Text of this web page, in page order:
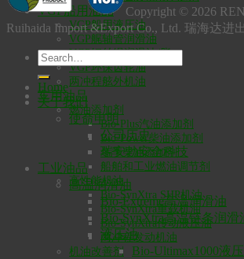
VGP船用油品
VGP船用液压油
VGP艉轴管润滑油
VGP钢丝绳润滑油/脂
VGP环保齿轮油
两冲程舷外机油
车用油品
燃油添加剂
Bio-Plus汽油添加剂
Bio-Power柴油添加剂
冬季柴油添加剂
船舶和工业燃油调节剂
高性能机油
Bio-SynXtra SHP机油
Bio-SynXtra重载机油
Bio-SynXtra传动液压油
两冲程发动机油
机油改善剂
Copyright © 2026
Ruihaida Import &Export Co., Ltd. 瑞海达进
Home
关于我们
使命申明
公司历史
瑞安勃安全科技
工业油品
高温润滑油
Bio-Extreme高温润滑油
Bio-SynXtra高温链条润滑
液压油
Bio-Ultimax1000液